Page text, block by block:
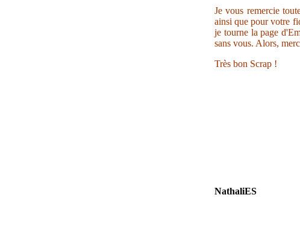
Je vous remercie
ainsi que pour votre
je tourne la page
sans vous. Alors,
Très bon Scrap !
NathaliES